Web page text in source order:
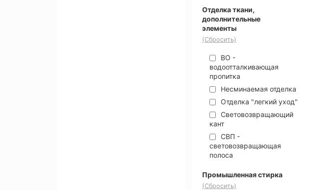
Отделка ткани,
дополнительные
элементы
(Сбросить)
ВО -
водоотталкивающая
пропитка
Несминаемая отделка
Отделка "легкий уход"
Световозвращающий
кант
СВП -
световозвращающая
полоса
Промышленная стирка
(Сбросить)